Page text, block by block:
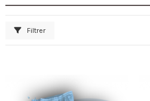
Filtrer